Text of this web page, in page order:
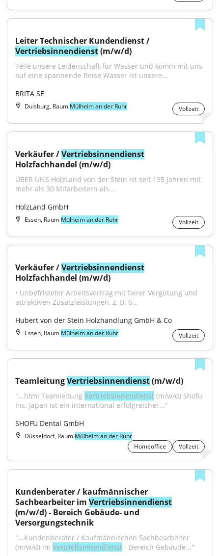
Vertriebsinnendienst (m/w/d)
Teile unsere Leidenschaft für Wasser und komm mit uns
auf eine spannende Reise Wasser ist unsere...
BRITA SE
Duisburg, Raum Mülheim an der Ruhr Vollzeit
Verkäufer / Vertriebsinnendienst
Holzfachhandel (m/w/d)
ÜBER UNS HolzLand von der Stein ist seit 135 Jahren mit
mehr als 30 Mitarbeitern als...
HolzLand GmbH
Essen, Raum Mülheim an der Ruhr Vollzeit
Verkäufer / Vertriebsinnendienst
Holzfachhandel (m/w/d)
• Unbefristeter Arbeitsvertrag mit fairer Vergütung und
attraktiven Zusatzleistungen, z. B. 6...
Hubert von der Stein Holzhandlung GmbH & Co
Essen, Raum Mülheim an der Ruhr Vollzeit
Teamleitung Vertriebsinnendienst (m/w/d)
"...html Teamleitung Vertriebsinnendienst (m/w/d) Shofu
Inc. Japan ist ein international erfolgreicher..."
SHOFU Dental GmbH
Düsseldorf, Raum Mülheim an der Ruhr
Homeoffice
Vollzeit
Kundenberater / kaufmännischer
Sachbearbeiter im Vertriebsinnendienst
(m/w/d) - Bereich Gebäude- und
Versorgungstechnik
"...Kundenberater / Kaufmännischen Sachbearbeiter
(m/w/d) im Vertriebsinnendienst - Bereich Gebäude..."